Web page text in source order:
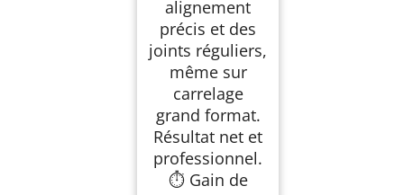
alignement
précis et des
joints réguliers,
même sur
carrelage
grand format.
Résultat net et
professionnel.
⏱ Gain de